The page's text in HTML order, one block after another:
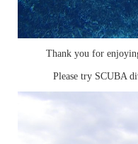
Thank you for
Please try SCUBA